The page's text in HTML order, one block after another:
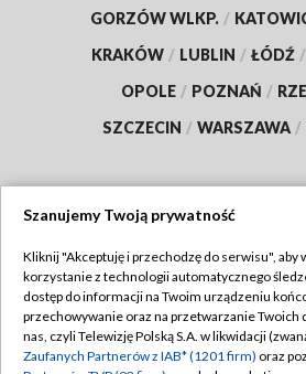
GORZÓW WLKP. /
KRAKÓW / LUBLIN / ŁÓDŹ /
OPOLE / POZNAŃ /
SZCZECIN / WARSZAWA /
TVP
Abonament TVP
Emisja w TVP
Regulamin
Polityka
Szanujemy Twoją prywatność
Kliknij "Akceptuję i przechodzę do serwisu", aby
korzystanie z technologii automatycznego
dostęp do informacji na Twoim urządzeniu
przechowywanie oraz na przetwarzanie Twoich
nas, czyli Telewizję Polską S.A. w likwidacji
Zaufanych Partnerów z IAB* (1201 firm) oraz